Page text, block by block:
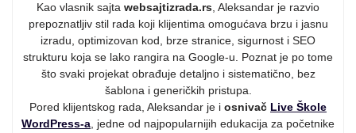
Kao vlasnik sajta websajtizrada.rs , Aleksandar je razvio
prepoznatljiv stil rada koji klijentima omogućava brzu i jasnu
izradu, optimizovan kod, brze stranice, sigurnost i SEO
strukturu koja se lako rangira na Google-u. Poznat je po tome
što svaki projekat obrađuje detaljno i sistematično, bez
šablona i generičkih pristupa.
Pored klijentskog rada, Aleksandar je i osnivač Live Škole
WordPress-a , jedne od najpopularnijih edukacija za početnike